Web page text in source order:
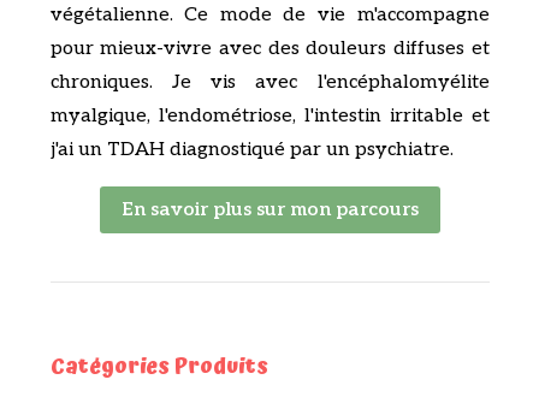
végétalienne. Ce mode de vie m'accompagne
pour mieux-vivre avec des douleurs diffuses et
chroniques. Je vis avec l'encéphalomyélite
myalgique, l'endométriose, l'intestin irritable et
j'ai un TDAH diagnostiqué par un psychiatre.
En savoir plus sur mon parcours
Catégories Produits